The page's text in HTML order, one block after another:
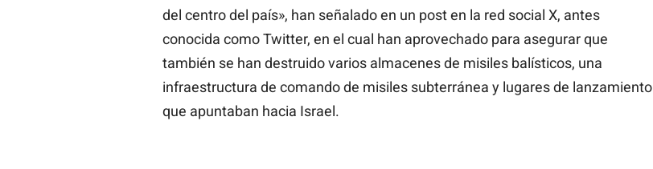
del centro del país», han señalado en un post en la red social X, antes
conocida como Twitter, en el cual han aprovechado para asegurar que
también se han destruido varios almacenes de misiles balísticos, una
infraestructura de comando de misiles subterránea y lugares de lanzamiento
que apuntaban hacia Israel.